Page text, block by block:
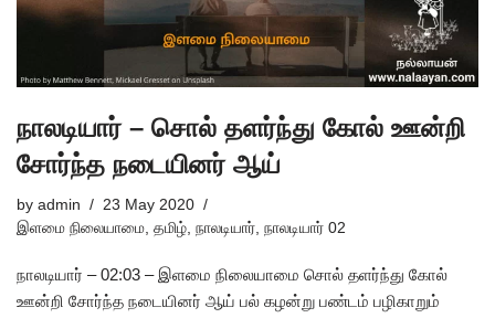
நாலடியார் – சொல் தளர்ந்து கோல் ஊன்றி
சோர்ந்த நடையினர் ஆய்
by admin
23 May 2020
இளமை நிலையாமை, தமிழ், நாலடியார், நாலடியார் 02
நாலடியார் – 02:03 – இளமை நிலையாமை சொல் தளர்ந்து கோல்
ஊன்றி சோர்ந்த நடையினர் ஆய் பல் கழன்று பண்டம் பழிகாறும்